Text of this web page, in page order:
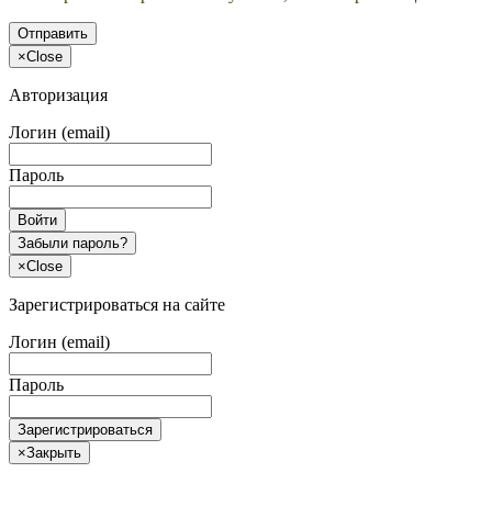
Отправить
×Close
Авторизация
Логин (email)
Пароль
Войти
Забыли пароль?
×Close
Зарегистрироваться на сайте
Логин (email)
Пароль
Зарегистрироваться
×Закрыть